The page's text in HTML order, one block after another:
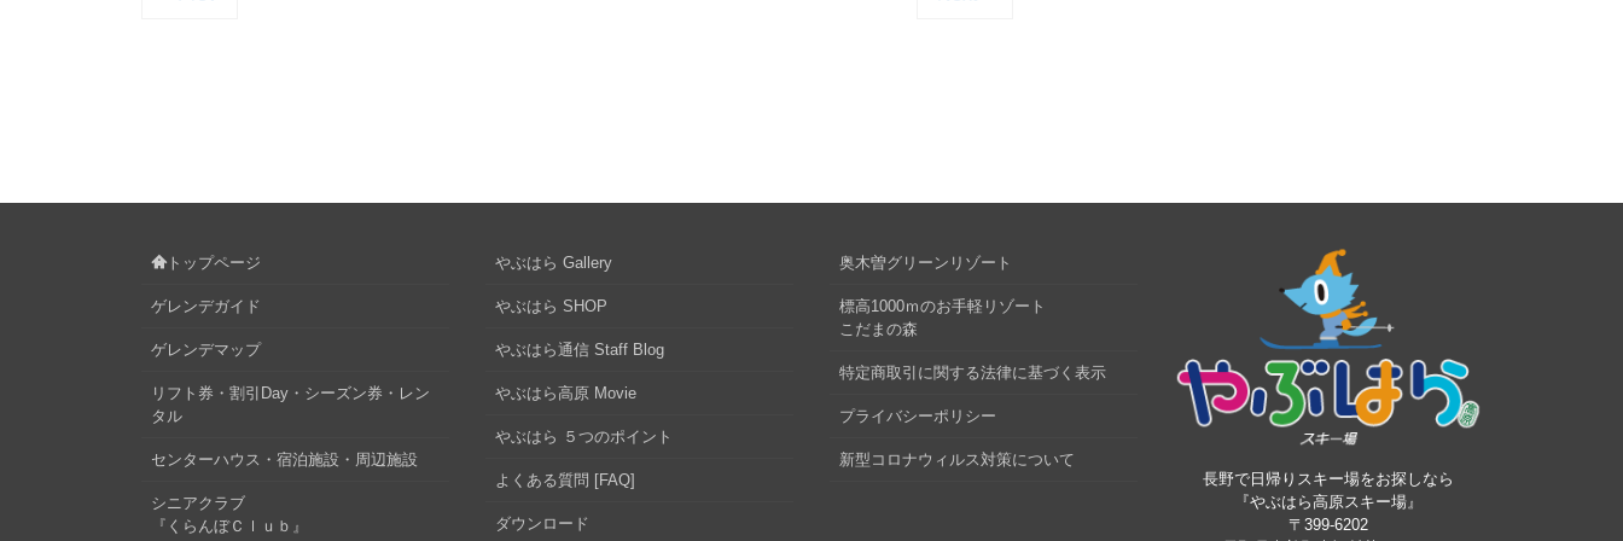
トップページ
ゲレンデガイド
ゲレンデマップ
リフト券・割引Day・シーズン券・レン
タル
センターハウス・宿泊施設・周辺施設
シニアクラブ
『くらんぼＣｌｕｂ』
やぶはら Gallery
やぶはら SHOP
やぶはら通信 Staff Blog
やぶはら高原 Movie
やぶはら ５つのポイント
よくある質問 [FAQ]
ダウンロード
奥木曽グリーンリゾート
標高1000ｍのお手軽リゾート
こだまの森
特定商取引に関する法律に基づく表示
プライバシーポリシー
新型コロナウィルス対策について
長野で日帰りスキー場をお探しなら
『やぶはら高原スキー場』
〒399-6202